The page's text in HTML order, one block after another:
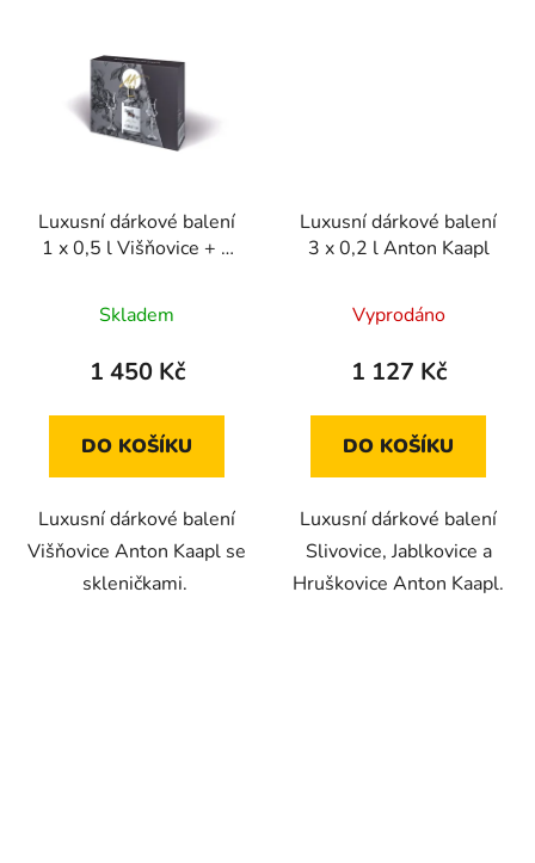
Luxusní dárkové balení
1 x 0,5 l Višňovice + 2
Skladem
1 450 Kč
DO KOŠÍKU
Luxusní dárkové balení
Višňovice Anton Kaapl se
skleničkami.
Luxusní dárkové balení
3 x 0,2 l Anton Kaapl
hodnocení
produktu
3,5
z
hvězdiček.
Vyprodáno
1 127 Kč
DO KOŠÍKU
Luxusní dárkové balení
Slivovice, Jablkovice a
Hruškovice Anton Kaapl.